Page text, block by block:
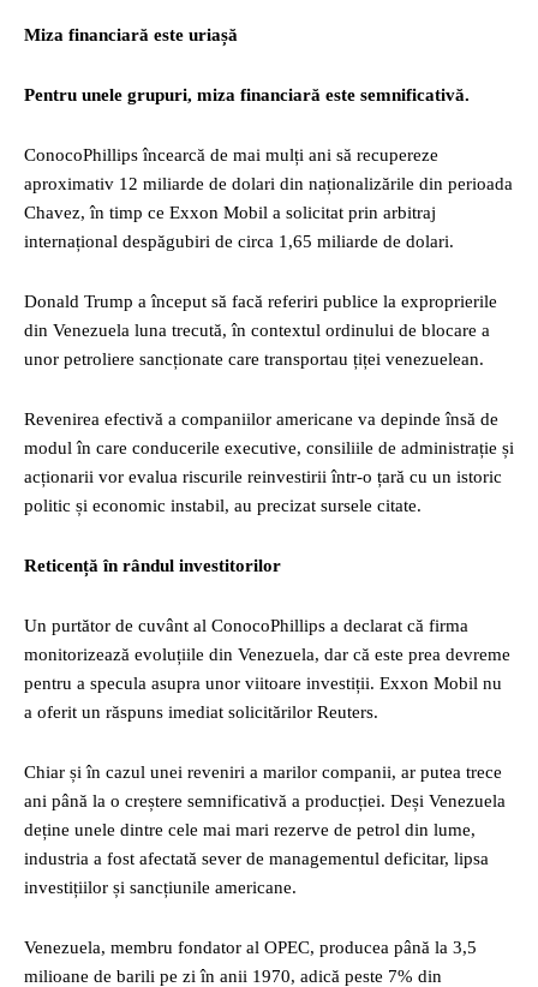
Miza financiară este uriașă
Pentru unele grupuri, miza financiară este semnificativă.
ConocoPhillips încearcă de mai mulți ani să recupereze
aproximativ 12 miliarde de dolari din naționalizările din perioada
Chavez, în timp ce Exxon Mobil a solicitat prin arbitraj
internațional despăgubiri de circa 1,65 miliarde de dolari.
Donald Trump a început să facă referiri publice la exproprierile
din Venezuela luna trecută, în contextul ordinului de blocare a
unor petroliere sancționate care transportau țiței venezuelean.
Revenirea efectivă a companiilor americane va depinde însă de
modul în care conducerile executive, consiliile de administrație și
acționarii vor evalua riscurile reinvestirii într-o țară cu un istoric
politic și economic instabil, au precizat sursele citate.
Reticență în rândul investitorilor
Un purtător de cuvânt al ConocoPhillips a declarat că firma
monitorizează evoluțiile din Venezuela, dar că este prea devreme
pentru a specula asupra unor viitoare investiții. Exxon Mobil nu
a oferit un răspuns imediat solicitărilor Reuters.
Chiar și în cazul unei reveniri a marilor companii, ar putea trece
ani până la o creștere semnificativă a producției. Deși Venezuela
deține unele dintre cele mai mari rezerve de petrol din lume,
industria a fost afectată sever de managementul deficitar, lipsa
investițiilor și sancțiunile americane.
Venezuela, membru fondator al OPEC, producea până la 3,5
milioane de barili pe zi în anii 1970, adică peste 7% din